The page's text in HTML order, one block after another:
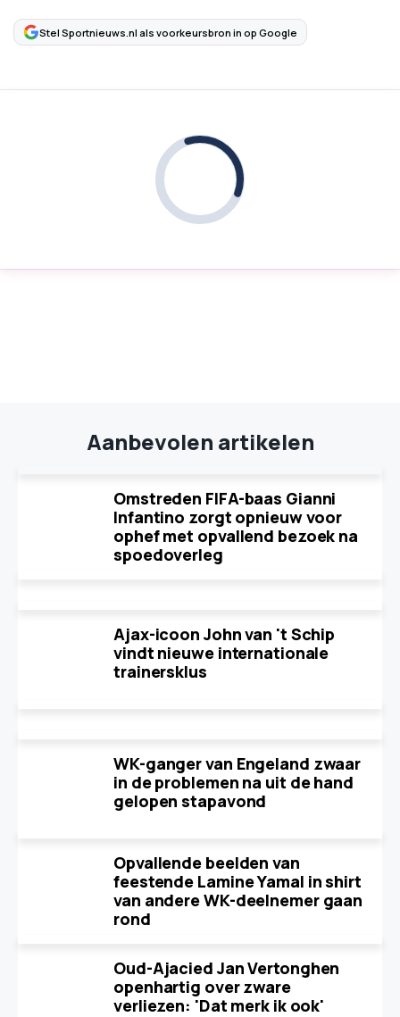
Stel Sportnieuws.nl als voorkeursbron in op Google
Aanbevolen artikelen
Omstreden FIFA-baas Gianni
Infantino zorgt opnieuw voor
ophef met opvallend bezoek na
spoedoverleg
Ajax-icoon John van 't Schip
vindt nieuwe internationale
trainersklus
WK-ganger van Engeland zwaar
in de problemen na uit de hand
gelopen stapavond
Opvallende beelden van
feestende Lamine Yamal in shirt
van andere WK-deelnemer gaan
rond
Oud-Ajacied Jan Vertonghen
openhartig over zware
verliezen: 'Dat merk ik ook'